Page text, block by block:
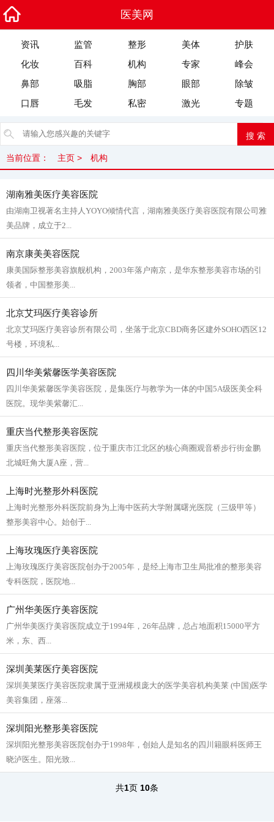
医美网
资讯 监管 整形 美体
护肤
化妆
百科 机构 专家
峰会
鼻部
吸脂 胸部 眼部
除皱
口唇
毛发 私密 激光 专题
当前位置： 主页 > 机构
湖南雅美医疗美容医院
由湖南卫视著名主持人YOYO倾情代言，湖南雅美医疗美容医院有限公司雅
美品牌，成立于2...
南京康美美容医院
康美国际整形美容旗舰机构，2003年落户南京，是华东整形美容市场的引
领者，中国整形美...
北京艾玛医疗美容诊所
北京艾玛医疗美容诊所有限公司，坐落于北京CBD商务区建外SOHO西区12
号楼，环境私...
四川华美紫馨医学美容医院
四川华美紫馨医学美容医院，是集医疗与教学为一体的中国5A级医美全科
医院。现华美紫馨汇...
重庆当代整形美容医院
重庆当代整形美容医院，位于重庆市江北区的核心商圈观音桥步行街金鹏
北城旺角大厦A座，营...
上海时光整形外科医院
上海时光整形外科医院前身为上海中医药大学附属曙光医院（三级甲等）
整形美容中心。始创于...
上海玫瑰医疗美容医院
上海玫瑰医疗美容医院创办于2005年，是经上海市卫生局批准的整形美容
专科医院，医院地...
广州华美医疗美容医院
广州华美医疗美容医院成立于1994年，26年品牌，总占地面积15000平方
米，东、西...
深圳美莱医疗美容医院
深圳美莱医疗美容医院隶属于亚洲规模庞大的医学美容机构美莱 (中国)医学
美容集团，座落...
深圳阳光整形美容医院
深圳阳光整形美容医院创办于1998年，创始人是知名的四川籍眼科医师王
晓泸医生。阳光致...
共1页 10条